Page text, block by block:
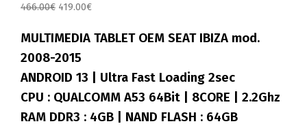
466.00€ Original
was:
466.00€.
419.00€Η
τιμή
MULTIMEDIA TABLET OEM SEAT IBIZA mod.
2008-2015
ANDROID 13 | Ultra Fast Loading 2sec
CPU : QUALCOMM A53 64Bit | 8CORE | 2.2Ghz
RAM DDR3 : 4GB | NAND FLASH : 64GB